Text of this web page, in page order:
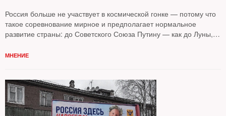
Россия больше не участвует в космической гонке — потому что
такое соревнование мирное и предполагает нормальное
развитие страны: до Советского Союза Путину — как до Луны,
МНЕНИЕ